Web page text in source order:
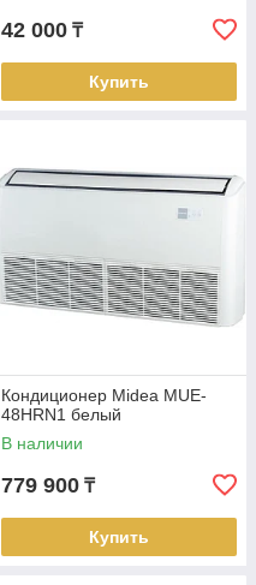
42 000 ₸
Купить
Кондиционер Midea MUE-
48HRN1 белый
В наличии
779 900 ₸
Купить